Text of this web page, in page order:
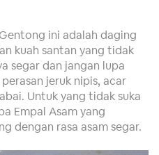
ini adalah daging
kuah santan yang tidak
segar dan jangan lupa
jeruk nipis, acar
Untuk yang tidak suka
Empal Asam yang
dengan rasa asam segar.